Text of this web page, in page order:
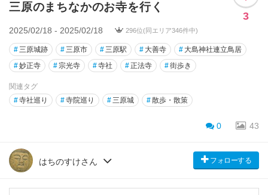
三原のまちなかのお寺を行く
3
2025/02/18 - 2025/02/18 296位(同エリア346件中)
#三原城跡 #三原市 #三原駅 # 大善寺 # 大島神社連立鳥居
#妙正寺 #宗光寺 #寺社 #正法寺 #街歩き
関連タグ
#寺社巡り #寺院巡り #三原城 #散歩・散策
0 43
はちのすけさん フォローする